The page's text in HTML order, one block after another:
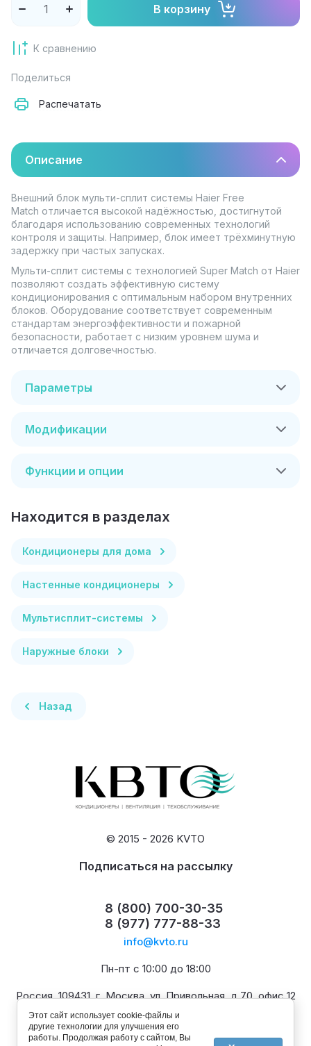
В корзину
К сравнению
Поделиться
Распечатать
Описание
Внешний блок мульти-сплит системы Haier Free
Match отличается высокой надёжностью, достигнутой
благодаря использованию современных технологий
контроля и защиты. Например, блок имеет трёхминутную
задержку при частых запусках.
Мульти-сплит системы с технологией Super Match от Haier
позволяют создать эффективную систему
кондиционирования с оптимальным набором внутренних
блоков. Оборудование соответствует современным
стандартам энергоэффективности и пожарной
безопасности, работает с низким уровнем шума и
отличается долговечностью.
Параметры
Модификации
Функции и опции
Находится в разделах
Кондиционеры для дома
Настенные кондиционеры
Мультисплит-системы
Наружные блоки
Назад
© 2015 - 2026 KVTO
Подписаться на рассылку
8 (800) 700-30-35
8 (977) 777-88-33
info@kvto.ru
Пн-пт с 10:00 до 18:00
Россия, 109431, г. Москва, ул. Привольная, д.70, офис 12
Этот сайт использует cookie-файлы и
другие технологии для улучшения его
работы. Продолжая работу с сайтом, Вы